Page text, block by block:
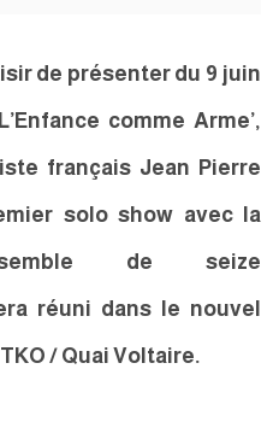
de présenter du 9 juin
comme Arme’,
français Jean Pierre
solo show avec la
de seize
réuni dans le nouvel
/ Quai Voltaire.